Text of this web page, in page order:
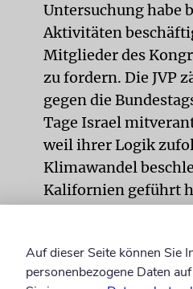
Untersuchung habe
Aktivitäten
Mitglieder des
zu fordern. Die JVP
gegen die
Tage Israel
weil ihrer Logik
Klimawandel
Kalifornien geführt
Falschangaben in
gemacht hätte. Die
Auf dieser Seite können Sie
personenbezogene Daten